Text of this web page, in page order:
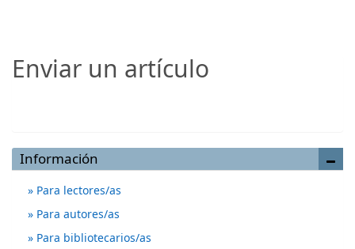
Enviar un artículo
Información
Para lectores/as
Para autores/as
Para bibliotecarios/as